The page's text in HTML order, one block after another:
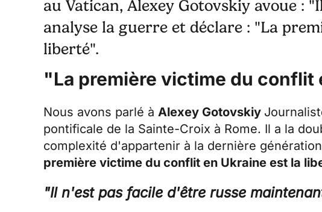
au Vatican, Alexey Gotovskiy avoue :
analyse la guerre et déclare : "La
liberté".
"La première victime du conflit
Nous avons parlé à Alexey Gotovskiy
pontificale de la Sainte-Croix à Rome. Il a la
complexité d'appartenir à la dernière
première victime du conflit en Ukraine est la
"Il n'est pas facile d'être russe